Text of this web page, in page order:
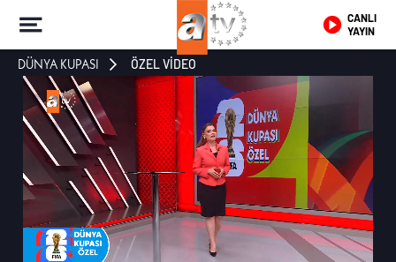
CANLI
YAYIN
DÜNYA KUPASI ÖZEL VİDEO